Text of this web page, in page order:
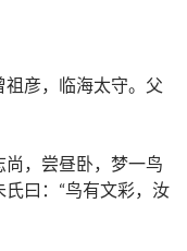
彦，临海太守。父
，尝昼卧，梦一鸟
曰：“鸟有文彩，汝